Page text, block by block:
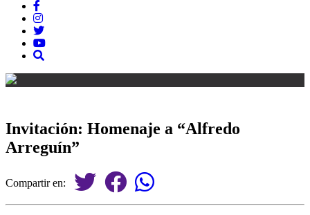
Invitación: Homenaje a “Alfredo
Arreguín”
Compartir en: